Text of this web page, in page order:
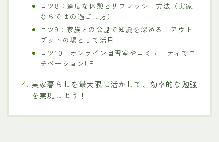
コツ8：適度な休憩とリフレッシュ方法（実家
ならではの過ごし方）
コツ9：家族との会話で知識を深める！アウト
プットの場として活用
コツ10：オンライン自習室やコミュニティでモ
チベーションUP
実家暮らしを最大限に活かして、効率的な勉強
を実現しよう！